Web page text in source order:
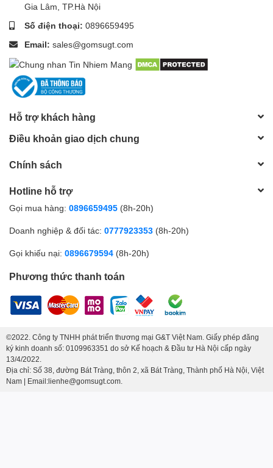
Gia Lâm, TP.Hà Nội
Số điện thoại: 0896659495
Email: sales@gomsugt.com
Hỗ trợ khách hàng
Điều khoản giao dịch chung
Chính sách
Hotline hỗ trợ
Gọi mua hàng: 0896659495 (8h-20h)
Doanh nghiệp & đối tác: 0777923353 (8h-20h)
Gọi khiếu nại: 0896679594 (8h-20h)
Phương thức thanh toán
©2022. Công ty TNHH phát triển thương mại G&T Việt Nam. Giấy phép đăng
ký kinh doanh số: 0109963351 do sở Kế hoạch & Đầu tư Hà Nội cấp ngày
13/4/2022.
Địa chỉ: Số 38, đường Bát Tràng, thôn 2, xã Bát Tràng, Thành phố Hà Nội, Việt
Nam | Email:lienhe@gomsugt.com.